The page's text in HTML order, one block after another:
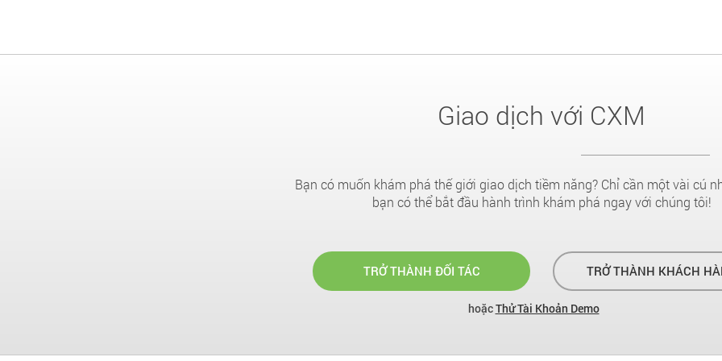
Giao dịch với CXM
Bạn có muốn khám phá thế giới giao dịch tiềm năng? Chỉ cần một vài cú
bạn có thể bắt đầu hành trình khám phá ngay với chúng tôi!
TRỞ THÀNH ĐỐI TÁC TRỞ THÀNH KHÁCH
hoặcThử Tài Khoản Demo